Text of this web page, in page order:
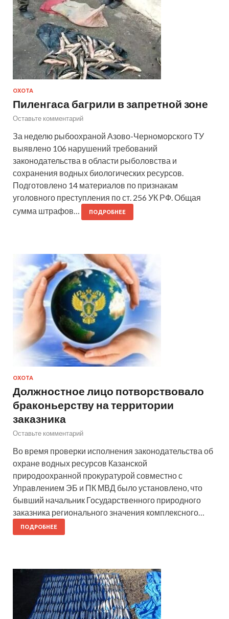
ОХОТА
Пиленгаса багрили в запретной зоне
Оставьте комментарий
За неделю рыбоохраной Азово-Черноморского ТУ
выявлено 106 нарушений требований
законодательства в области рыболовства и
сохранения водных биологических ресурсов.
Подготовлено 14 материалов по признакам
уголовного преступления по ст. 256 УК РФ. Общая
сумма штрафов…
ПОДРОБНЕЕ
ОХОТА
Должностное лицо потворствовало
браконьерству на территории
заказника
Оставьте комментарий
Во время проверки исполнения законодательства об
охране водных ресурсов Казанской
природоохранной прокуратурой совместно с
Управлением ЭБ и ПК МВД было установлено, что
бывший начальник Государственного природного
заказника регионального значения комплексного…
ПОДРОБНЕЕ